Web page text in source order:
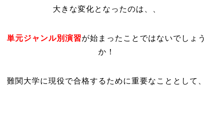
大きな変化となったのは、、
単元ジャンル別演習が始まったことではないでしょう
か！
難関大学に現役で合格するために重要なこととして、